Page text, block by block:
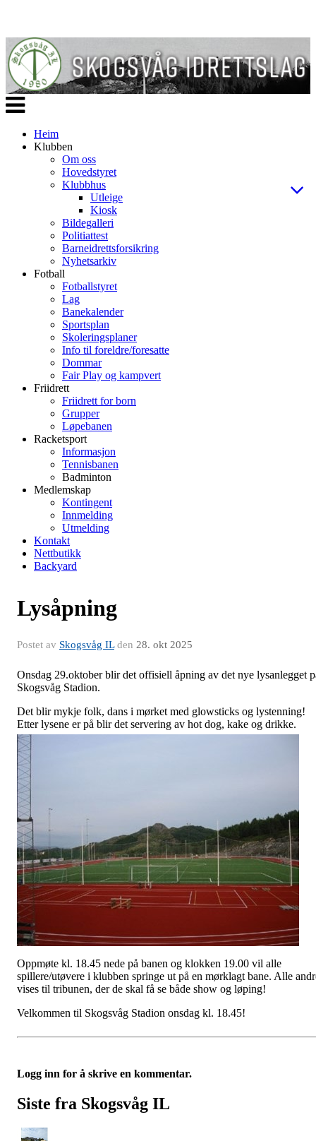
Veksle
navigasjon
Heim
Klubben
Om oss
Hovedstyret
Klubbhus
Utleige
Kiosk
Bildegalleri
Politiattest
Barneidrettsforsikring
Nyhetsarkiv
Fotball
Fotballstyret
Lag
Banekalender
Sportsplan
Skoleringsplaner
Info til foreldre/foresatte
Dommar
Fair Play og kampvert
Friidrett
Friidrett for born
Grupper
Løpebanen
Racketsport
Informasjon
Tennisbanen
Badminton
Medlemskap
Kontingent
Innmelding
Utmelding
Kontakt
Nettbutikk
Backyard
Lysåpning
Postet av Skogsvåg ILden 28. okt 2025
Onsdag 29.oktober blir det offisiell åpning av det nye lysanlegget
Skogsvåg Stadion.
Det blir mykje folk, dans i mørket med glowsticks og lystenning!
Etter lysene er på blir det servering av hot dog, kake og drikke.
Oppmøte kl. 18.45 nede på banen og klokken 19.00 vil alle
spillere/utøvere i klubben springe ut på en mørklagt bane. Alle
vises til tribunen, der de skal få se både show og løping!
Velkommen til Skogsvåg Stadion onsdag kl. 18.45!
Logg inn for å skrive en kommentar.
Siste fra Skogsvåg IL